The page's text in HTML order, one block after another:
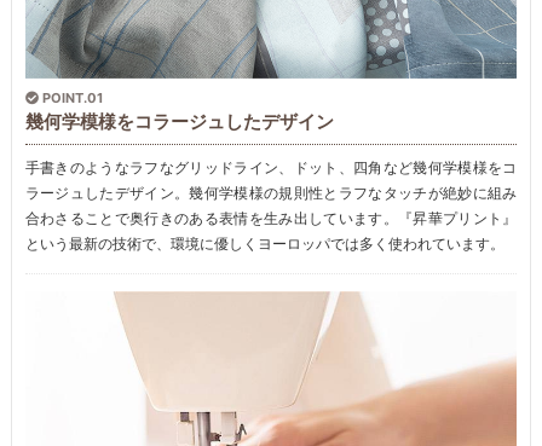
POINT.01
幾何学模様をコラージュしたデザイン
手書きのようなラフなグリッドライン、ドット、四角など幾何学模様をコ
ラージュしたデザイン。幾何学模様の規則性とラフなタッチが絶妙に組み
合わさることで奥行きのある表情を生み出しています。『昇華プリント』
という最新の技術で、環境に優しくヨーロッパでは多く使われています。